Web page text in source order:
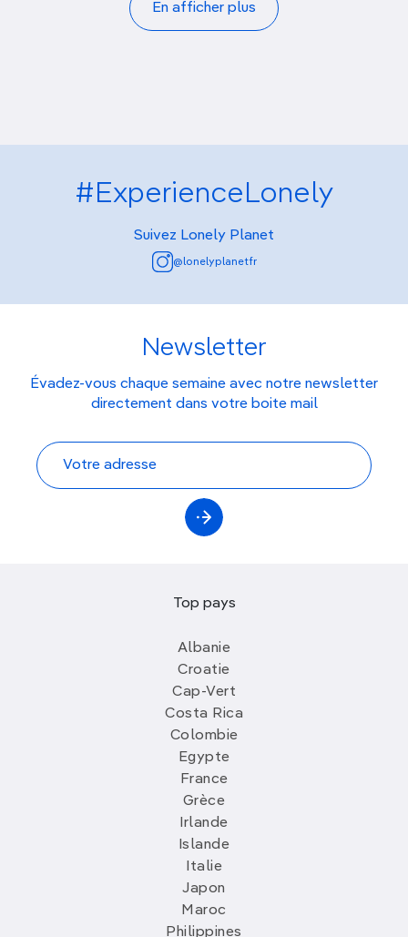
En afficher plus
#ExperienceLonely
Suivez Lonely Planet
@lonelyplanetfr
Newsletter
Évadez-vous chaque semaine avec notre newsletter
directement dans votre boite mail
Top pays
Albanie
Croatie
Cap-Vert
Costa Rica
Colombie
Egypte
France
Grèce
Irlande
Islande
Italie
Japon
Maroc
Philippines